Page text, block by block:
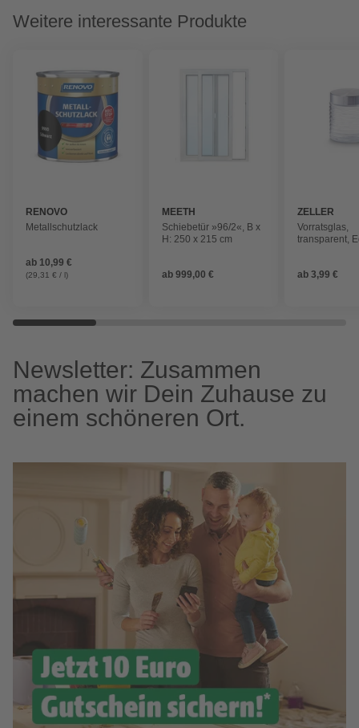
Weitere interessante Produkte
RENOVO
Metallschutzlack
ab 10,99 €
(29,31 € / l)
MEETH
Schiebetür »96/2«, B x
H: 250 x 215 cm
ab 999,00 €
ZELLER
Vorratsglas,
transparent,
ab3,99 €
Newsletter: Zusammen
machen wir Dein Zuhause zu
einem schöneren Ort.